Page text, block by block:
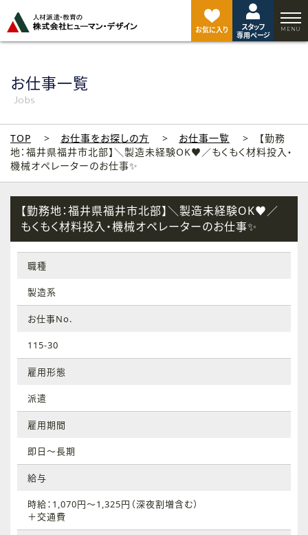
お気に入り
スタッフ
専用ページ
お仕事一覧
Jobs
TOP お仕事をお探しの方 お仕事一覧
【勤務
地：福井県福井市北部】＼製造未経験OK♥／もくもく材料投入・
機械オペレーターのお仕事✨
【勤務地：福井県福井市北部】＼製造未経験OK♥／
もくもく材料投入・機械オペレーターのお仕事✨
職種
製造系
お仕事No.
115-30
雇用形態
派遣
雇用期間
即日～長期
給与
時給：1,070円～1,325円（深夜割増含む）
＋交通費
ジ
ト